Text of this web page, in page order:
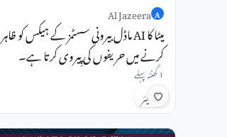
A
Al Jazeera
میٹا کا AI ماڈل بیرونی سسٹمز کے ہیکس کو ظاہر
کرنے میں حریفوں کی پِیروی کرتا ہے۔
1 گھنٹہ پہلے
شیئر